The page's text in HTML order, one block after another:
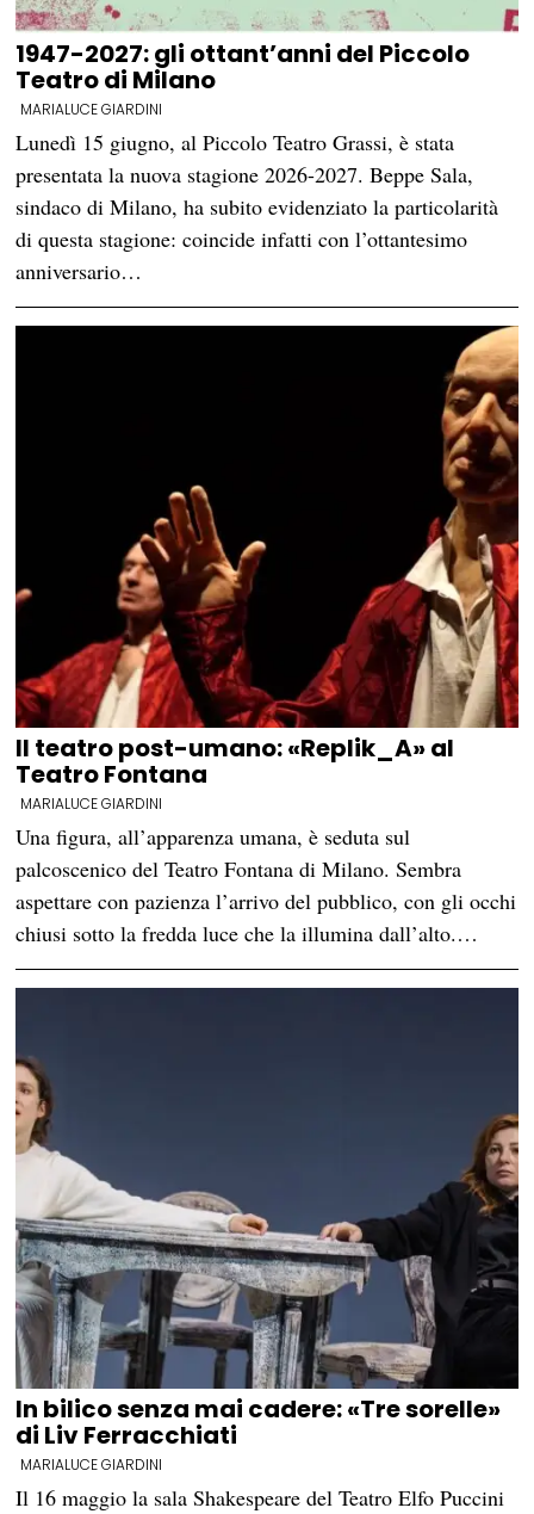
1947-2027: gli ottant’anni del Piccolo
Teatro di Milano
MARIALUCE GIARDINI
Lunedì 15 giugno, al Piccolo Teatro Grassi, è stata
presentata la nuova stagione 2026-2027. Beppe Sala,
sindaco di Milano, ha subito evidenziato la particolarità
di questa stagione: coincide infatti con l’ottantesimo
anniversario…
Il teatro post-umano: «Replik_A» al
Teatro Fontana
MARIALUCE GIARDINI
Una figura, all’apparenza umana, è seduta sul
palcoscenico del Teatro Fontana di Milano. Sembra
aspettare con pazienza l’arrivo del pubblico, con gli occhi
chiusi sotto la fredda luce che la illumina dall’alto.…
In bilico senza mai cadere: «Tre sorelle»
di Liv Ferracchiati
MARIALUCE GIARDINI
Il 16 maggio la sala Shakespeare del Teatro Elfo Puccini